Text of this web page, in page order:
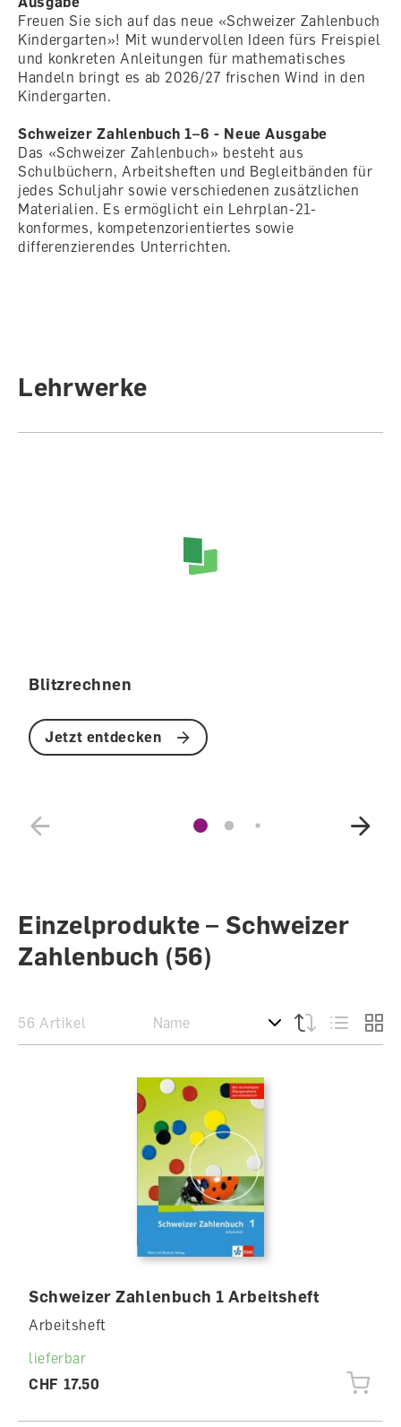
Freuen Sie sich auf das neue «Schweizer Zahlenbuch
Kindergarten»! Mit wundervollen Ideen fürs Freispiel
und konkreten Anleitungen für mathematisches
Handeln bringt es ab 2026/27 frischen Wind in den
Kindergarten.
Schweizer Zahlenbuch 1–6 - Neue Ausgabe
Das «Schweizer Zahlenbuch» besteht aus
Schulbüchern, Arbeitsheften und Begleitbänden für
jedes Schuljahr sowie verschiedenen zusätzlichen
Materialien. Es ermöglicht ein Lehrplan-21-
konformes, kompetenzorientiertes sowie
differenzierendes Unterrichten.
Lehrwerke
Blitzrechnen
Jetzt entdecken
Einzelprodukte – Schweizer
Zahlenbuch (56)
56 Artikel
Schweizer Zahlenbuch 1 Arbeitsheft
Arbeitsheft
lieferbar
CHF 17.50